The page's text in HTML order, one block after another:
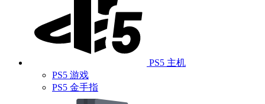
PS5 主机
PS5 游戏
PS5 金手指